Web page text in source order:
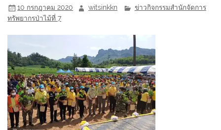
10 กรกฎาคม 2020 witsinkkn
ข่าวกิจกรรมสำนักจัดการ
ทรัพยากรป่าไม้ที่ 7